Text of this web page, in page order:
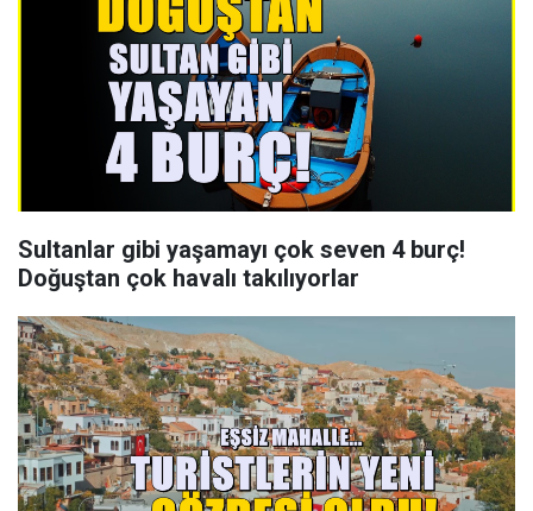
Sultanlar gibi yaşamayı çok seven 4 burç!
Doğuştan çok havalı takılıyorlar